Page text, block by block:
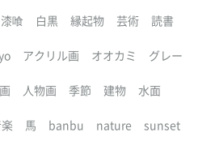
漆喰 白黒 縁起物 芸術 読書
アクリル画 オオカミ グレー
人物画 季節 建物 水面
馬 banbu nature sunset